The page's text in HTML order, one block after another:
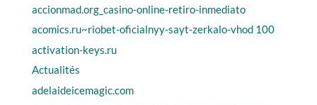
accionmad.org_casino-online-retiro-inmediato
acomics.ru~riobet-oficialnyy-sayt-zerkalo-vhod 100
activation-keys.ru
Actualités
adelaideicemagic.com